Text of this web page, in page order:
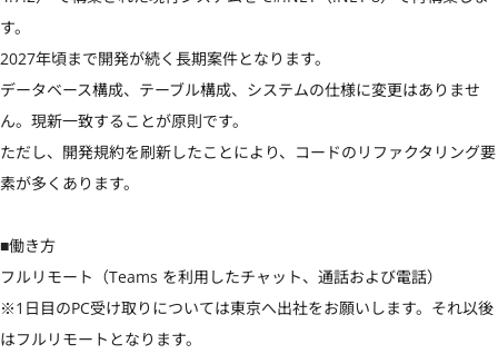
す。
2027年頃まで開発が続く長期案件となります。
データベース構成、テーブル構成、システムの仕様に変更はありませ
ん。現新一致することが原則です。
ただし、開発規約を刷新したことにより、コードのリファクタリング要
素が多くあります。
■働き方
フルリモート（Teams を利用したチャット、通話および電話）
※1日目のPC受け取りについては東京へ出社をお願いします。それ以後
はフルリモートとなります。